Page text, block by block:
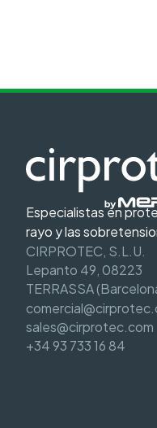
Especialistas en
rayo y las
CIRPROTEC, S.L.U.
Lepanto 49, 08223
TERRASSA
sales@cirprotec.com
+34 93 733 16 84